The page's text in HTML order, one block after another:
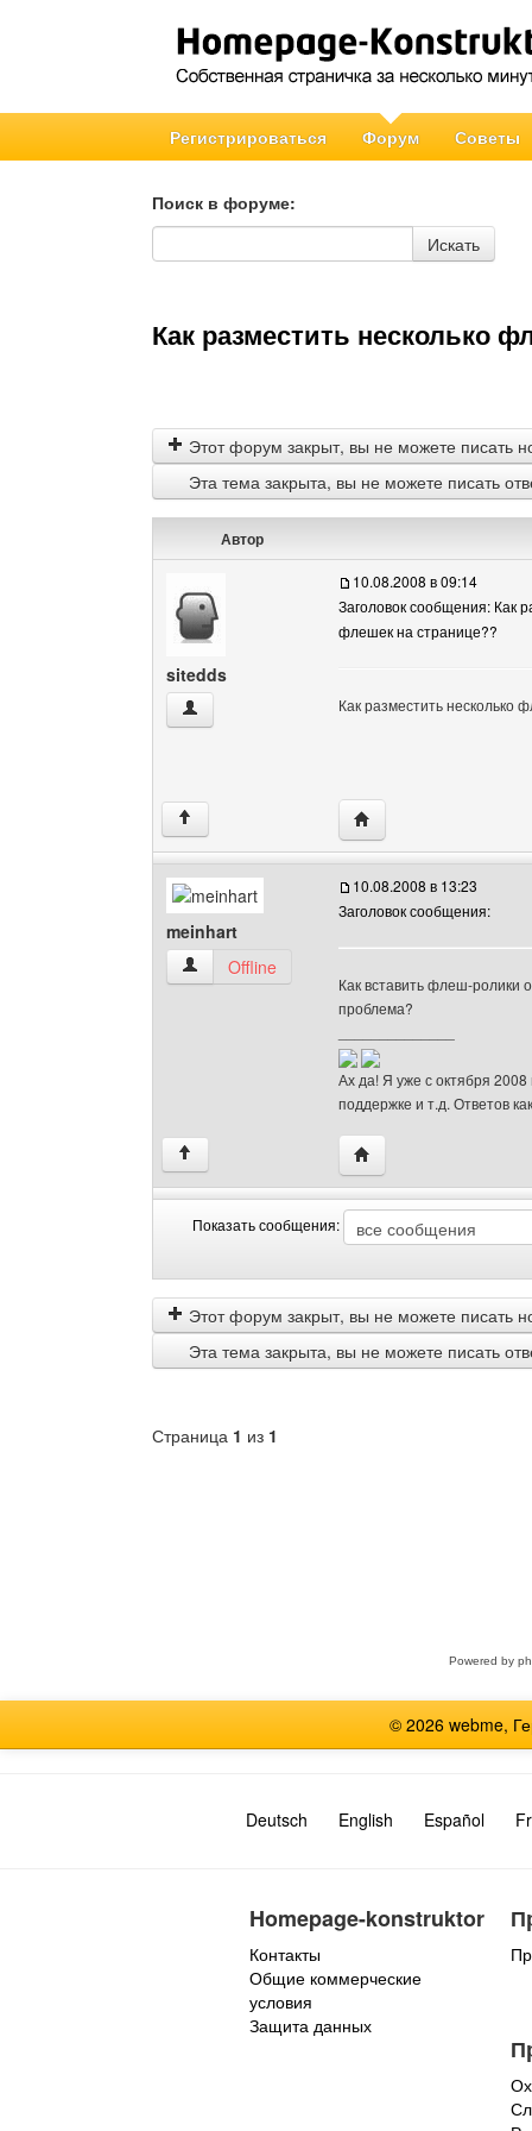
Регистрироваться Форум Советы
Поиск в форуме:
Поиск в форуме
Искать
Как разместить несколько
Этот форум закрыт, вы не можете писать
Эта тема закрыта, вы не можете писать
Автор
sitedds
sitedds Посмотреть профиль
10.08.2008 в 09:14
Заголовок сообщения: Как
флешек на странице??
Как разместить несколько
↑ Посетить сайт
meinhart
meinhart Посмотреть профиль
Offline
10.08.2008 в 13:23
Заголовок сообщения:
Как вставить флеш-ролики
проблема?
Ах да! Я уже с октября
поддержке и т.д. Ответов
↑ Посетить сайт
Показать сообщения:
сообщения
by
Этот форум закрыт, вы не можете писать
Эта тема закрыта, вы не можете писать
Страница 1 из 1
Powered by
© 2026 webme,
Deutsch English Español
Homepage-konstruktor
Контакты
Общие коммерческие
условия
Защита данных